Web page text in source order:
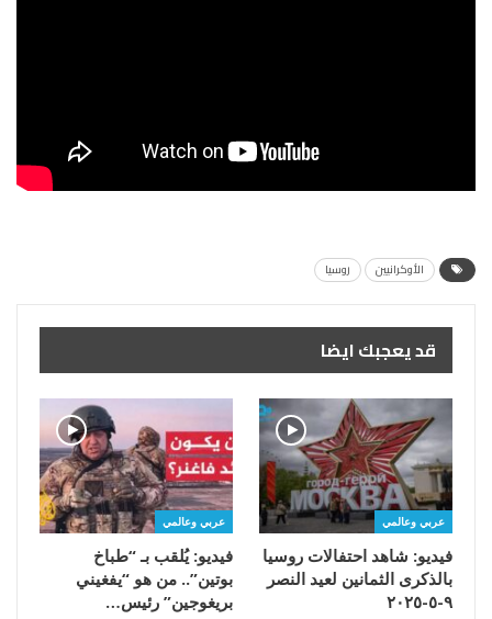
الأوكرانيين روسيا
قد يعجبك ايضا
عربي وعالمي
فيديو: شاهد احتفالات روسيا
بالذكرى الثمانين لعيد النصر
٩-٥-٢٠٢٥
عربي وعالمي
فيديو: يُلقب بـ “طباخ
بوتين”.. من هو “يفغيني
بريغوجين” رئيس…